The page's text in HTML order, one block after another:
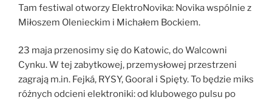
Tam festiwal otworzy ElektroNovika: Novika wspólnie z
Miłoszem Olenieckim i Michałem Bockiem.
23 maja przenosimy się do Katowic, do Walcowni
Cynku. W tej zabytkowej, przemysłowej przestrzeni
zagrają m.in. Fejká, RYSY, Gooral i Spięty. To będzie miks
różnych odcieni elektroniki: od klubowego pulsu po